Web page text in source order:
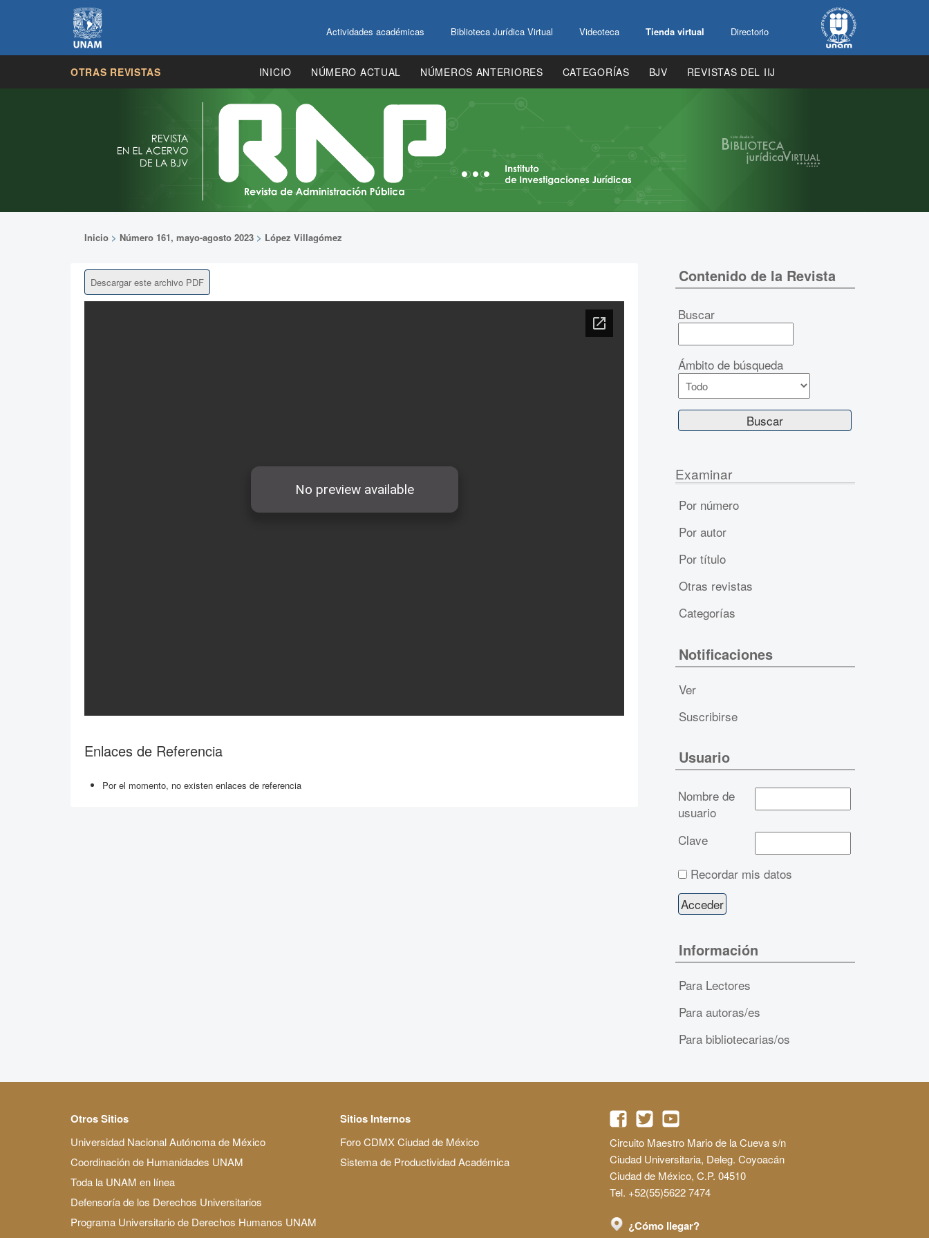
Actividades académicas Biblioteca Jurídica Virtual Videoteca Tienda virtual Directorio
OTRAS REVISTAS INICIO NÚMERO ACTUAL NÚMEROS ANTERIORES CATEGORÍAS BJV REVISTAS DEL IIJ
Inicio > Número 161, mayo-agosto 2023 > López Villagómez
Descargar este archivo PDF
Enlaces de Referencia
Por el momento, no existen enlaces de referencia
Contenido de la Revista
Buscar
Ámbito de búsqueda
Examinar
Por número
Por autor
Por título
Otras revistas
Categorías
Notificaciones
Ver
Suscribirse
Usuario
Nombre de
usuario
Clave
Recordar mis datos
Información
Para Lectores
Para autoras/es
Para bibliotecarias/os
Otros Sitios
Universidad Nacional Autónoma de México
Coordinación de Humanidades UNAM
Toda la UNAM en línea
Defensoría de los Derechos Universitarios
Programa Universitario de Derechos Humanos UNAM
Sitios Internos
Foro CDMX Ciudad de México
Sistema de Productividad Académica
Circuito Maestro Mario de la Cueva s/n
Ciudad Universitaria, Deleg. Coyoacán
Ciudad de México, C.P. 04510
Tel. +52(55)5622 7474
¿Cómo llegar?